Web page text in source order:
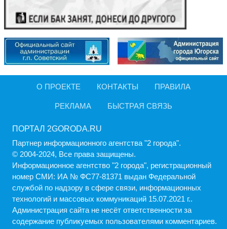
О ПРОЕКТЕ КОНТАКТЫ ПРАВИЛА
РЕКЛАМА БЫСТРАЯ СВЯЗЬ
ПОРТАЛ 2GORODA.RU
Партнер информационного агентства "2 города".
© 2004-2024, Все права защищены.
Информационное агентство "2 города", регистрационный
номер СМИ: ИА № ФС77-81371 выдан Федеральной
службой по надзору в сфере связи, информационных
технологий и массовых коммуникаций 15.07.2021 г..
Администрация cайта не несёт ответственности за
содержание публикуемых пользователями комментариев.